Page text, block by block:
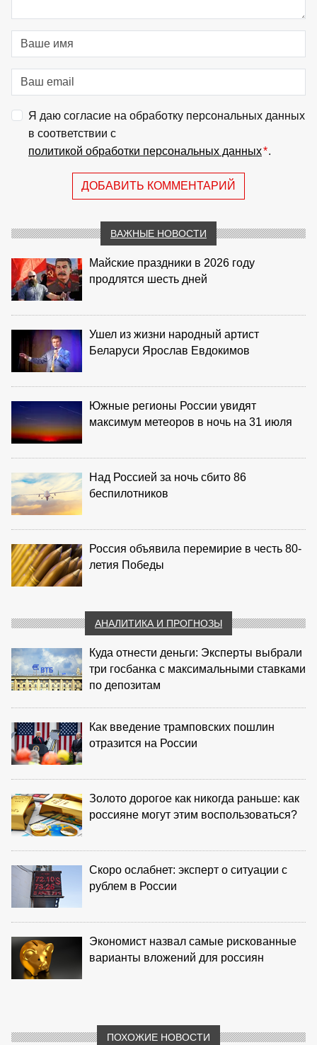
Я даю согласие на обработку персональных данных
в соответствии с
политикой обработки персональных данных*.
ДОБАВИТЬ КОММЕНТАРИЙ
ВАЖНЫЕ НОВОСТИ
Майские праздники в 2026 году
продлятся шесть дней
Ушел из жизни народный артист
Беларуси Ярослав Евдокимов
Южные регионы России увидят
максимум метеоров в ночь на 31 июля
Над Россией за ночь сбито 86
беспилотников
Россия объявила перемирие в честь 80-
летия Победы
АНАЛИТИКА И ПРОГНОЗЫ
Куда отнести деньги: Эксперты выбрали
три госбанка с максимальными ставками
по депозитам
Как введение трамповских пошлин
отразится на России
Золото дорогое как никогда раньше: как
россияне могут этим воспользоваться?
Скоро ослабнет: эксперт о ситуации с
рублем в России
Экономист назвал самые рискованные
варианты вложений для россиян
ПОХОЖИЕ НОВОСТИ